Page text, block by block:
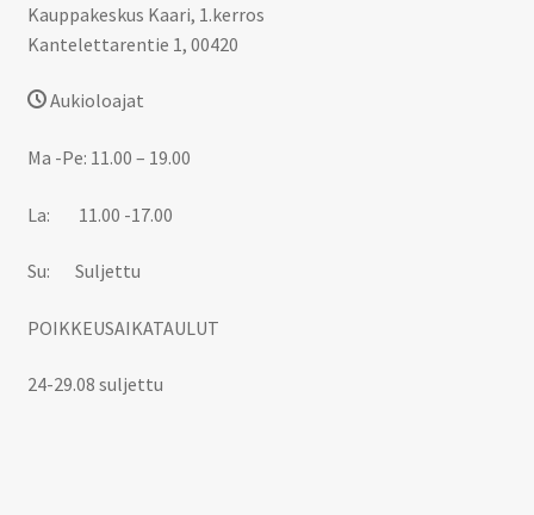
Kauppakeskus Kaari, 1.kerros
Kantelettarentie 1, 00420
Aukioloajat
Ma -Pe: 11.00 – 19.00
La: 11.00 -17.00
Su: Suljettu
POIKKEUSAIKATAULUT
24-29.08 suljettu